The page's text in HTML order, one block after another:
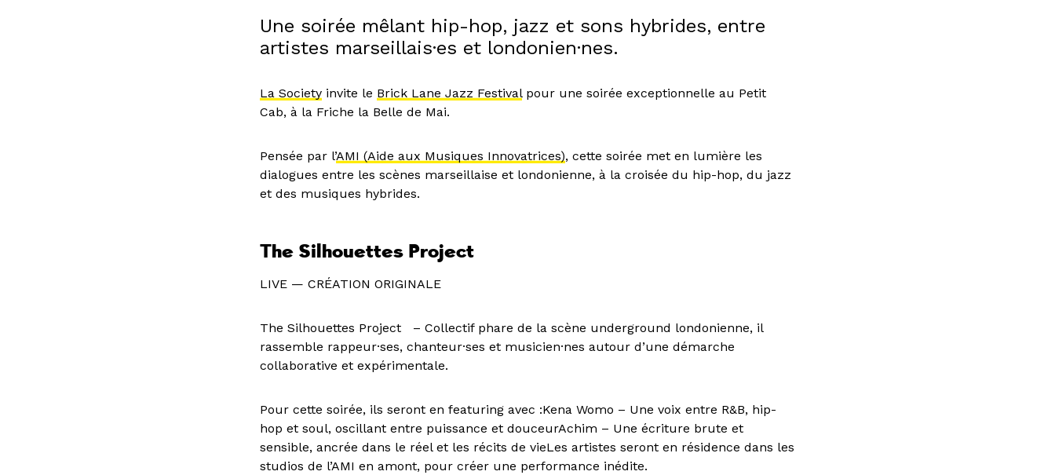
Une soirée mêlant hip-hop, jazz et sons hybrides, entre
artistes marseillais·es et londonien·nes.
La Society invite le Brick Lane Jazz Festivalpour une soirée exceptionnelle au Petit
Cab, à la Friche la Belle de Mai.
Pensée par l’AMI (Aide aux Musiques Innovatrices), cette soirée met en lumière les
dialogues entre les scènes marseillaise et londonienne, à la croisée du hip-hop, du jazz
et des musiques hybrides.
The Silhouettes Project
LIVE — CRÉATION ORIGINALE
The Silhouettes Project – Collectif phare de la scène underground londonienne, il
rassemble rappeur·ses, chanteur·ses et musicien·nes autour d’une démarche
collaborative et expérimentale.
Pour cette soirée, ils seront en featuring avec :Kena Womo – Une voix entre R&B, hip-
hop et soul, oscillant entre puissance et douceurAchim – Une écriture brute et
sensible, ancrée dans le réel et les récits de vieLes artistes seront en résidence dans les
studios de l’AMI en amont, pour créer une performance inédite.